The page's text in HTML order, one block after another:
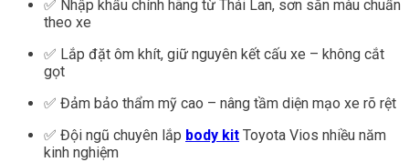
✅ Nhập khẩu chính hãng từ Thái Lan, sơn sẵn màu chuẩn
theo xe
✅ Lắp đặt ôm khít, giữ nguyên kết cấu xe – không cắt
gọt
✅ Đảm bảo thẩm mỹ cao – nâng tầm diện mạo xe rõ rệt
✅ Đội ngũ chuyên lắp body kit Toyota Vios nhiều năm
kinh nghiệm